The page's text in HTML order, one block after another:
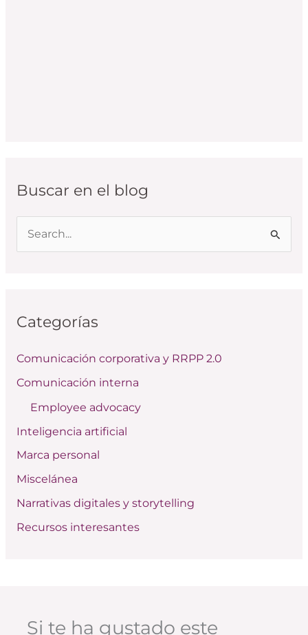
Buscar en el blog
a
p
o
:
Categorías
Comunicación corporativa y RRPP 2.0
Comunicación interna
Employee advocacy
Inteligencia artificial
Marca personal
Miscelánea
Narrativas digitales y storytelling
Recursos interesantes
Si te ha gustado este